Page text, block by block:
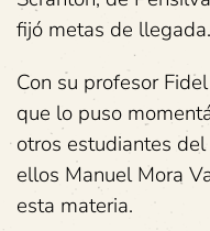
fijó metas de llegada.
Con su profesor
que lo puso
otros estudiantes
ellos Manuel Mora
esta materia.